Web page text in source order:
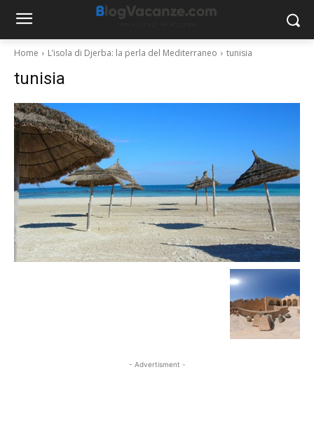
Home L’isola di Djerba: la perla del Mediterraneo tunisia
tunisia
- Advertisment -